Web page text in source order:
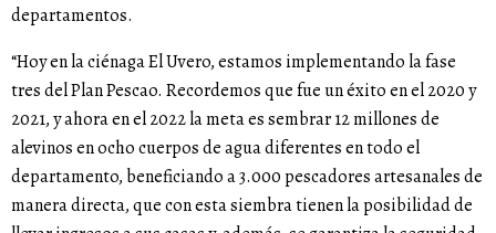
departamentos.
“Hoy en la ciénaga El Uvero, estamos implementando la fase
tres del Plan Pescao. Recordemos que fue un éxito en el 2020 y
2021, y ahora en el 2022 la meta es sembrar 12 millones de
alevinos en ocho cuerpos de agua diferentes en todo el
departamento, beneficiando a 3.000 pescadores artesanales de
manera directa, que con esta siembra tienen la posibilidad de